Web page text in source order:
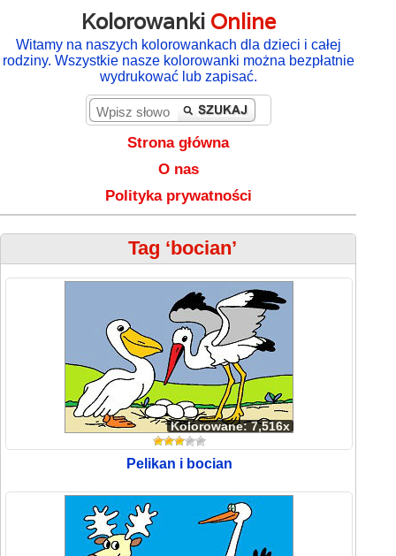
Kolorowanki Online
Witamy na naszych kolorowankach dla dzieci i całej
rodziny. Wszystkie nasze kolorowanki można bezpłatnie
wydrukować lub zapisać.
Strona główna
O nas
Polityka prywatności
Tag ‘bocian’
Kolorowane: 7,516x
Pelikan i bocian